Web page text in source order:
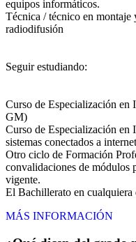
equipos informáticos.
Técnica / técnico en montaje
radiodifusión
Seguir estudiando:
Curso de Especialización en
GM)
Curso de Especialización en
sistemas conectados a
Otro ciclo de Formación
convalidaciones de módulos
vigente.
El Bachillerato en cualquiera
MÁS INFORMACIÓN